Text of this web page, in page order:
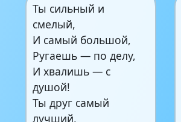
Ты сильный и
смелый,
И самый большой,
Ругаешь — по делу,
И хвалишь — с
душой!
Ты друг самый
лучший,